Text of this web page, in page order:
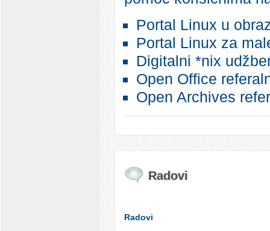
Portal Linux u
Portal Linux za
Digitalni *nix
Open Office
Open Archives
Radovi
Radovi